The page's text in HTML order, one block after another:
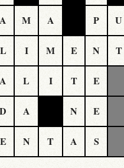
A M A P U
L I M E N T
A L I T E
D A N E
E N T A S